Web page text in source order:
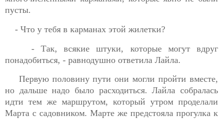
пусты.
- Что у тебя в карманах этой жилетки?
- Так, всякие штуки, которые могут вдруг
понадобиться, - равнодушно ответила Лайла.
Первую половину пути они могли пройти вместе,
но дальше надо было расходиться. Лайла собралась
идти тем же маршрутом, который утром проделали
Марта с садовником. Марте же предстояла прогулка к